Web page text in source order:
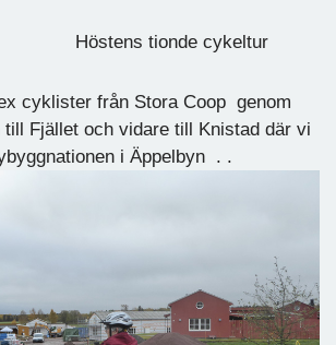
22 Höstens tionde cykeltur
cyklister från Stora Coop genom
till Fjället och vidare till Knistad där vi
i Äppelbyn . .